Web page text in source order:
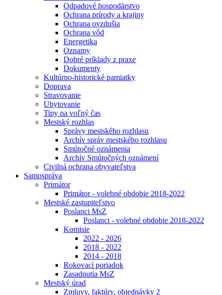
Odpadové hospodárstvo
Ochrana prírody a krajiny
Ochrana ovzdušia
Ochrana vôd
Energetika
Oznamy
Dobré príklady z praxe
Dokumenty
Kultúrno-historické pamiatky
Doprava
Stravovanie
Ubytovanie
Tipy na voľný čas
Mestský rozhlas
Správy mestského rozhlasu
Archív správ mestského rozhlasu
Smútočné oznámenia
Archív Smútočných oznámení
Civilná ochrana obyvateľstva
Samospráva
Primátor
Primátor - volebné obdobie 2018-2022
Mestské zastupiteľstvo
Poslanci MsZ
Poslanci - volebné obdobie 2018-2022
Komisie
2022 - 2026
2018 - 2022
2014 - 2018
Rokovací poriadok
Zasadnutia MsZ
Mestský úrad
Zmluvy, faktúry, objednávky 2